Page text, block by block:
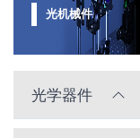
光机械件
光学器件